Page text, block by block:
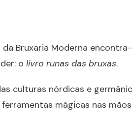
Bruxaria Moderna
o livro runas das bruxas.
culturas nórdicas e
mágicas nas